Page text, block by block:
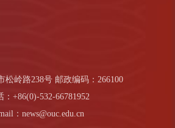
松岭路238号 邮政编码：266100
：+86(0)-532-66781952
：news@ouc.edu.cn